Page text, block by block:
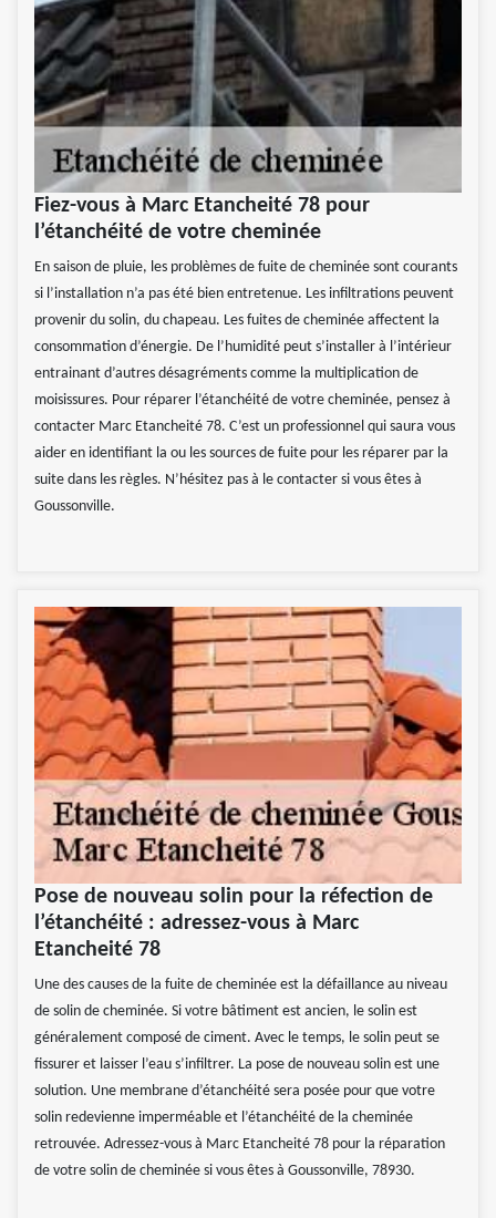
Fiez-vous à Marc Etancheité 78 pour
l’étanchéité de votre cheminée
En saison de pluie, les problèmes de fuite de cheminée sont courants
si l’installation n’a pas été bien entretenue. Les infiltrations peuvent
provenir du solin, du chapeau. Les fuites de cheminée affectent la
consommation d’énergie. De l’humidité peut s’installer à l’intérieur
entrainant d’autres désagréments comme la multiplication de
moisissures. Pour réparer l’étanchéité de votre cheminée, pensez à
contacter Marc Etancheité 78. C’est un professionnel qui saura vous
aider en identifiant la ou les sources de fuite pour les réparer par la
suite dans les règles. N’hésitez pas à le contacter si vous êtes à
Goussonville.
Pose de nouveau solin pour la réfection de
l’étanchéité : adressez-vous à Marc
Etancheité 78
Une des causes de la fuite de cheminée est la défaillance au niveau
de solin de cheminée. Si votre bâtiment est ancien, le solin est
généralement composé de ciment. Avec le temps, le solin peut se
fissurer et laisser l’eau s’infiltrer. La pose de nouveau solin est une
solution. Une membrane d’étanchéité sera posée pour que votre
solin redevienne imperméable et l’étanchéité de la cheminée
retrouvée. Adressez-vous à Marc Etancheité 78 pour la réparation
de votre solin de cheminée si vous êtes à Goussonville, 78930.